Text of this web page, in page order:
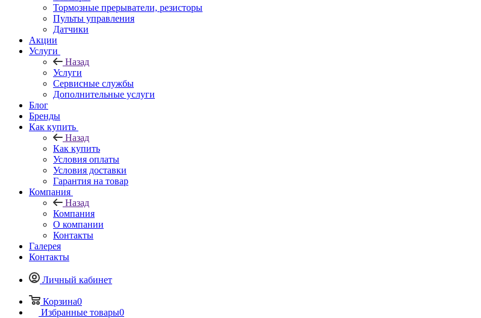
Тормозные прерыватели, резисторы
Пульты управления
Датчики
Акции
Услуги
Назад
Услуги
Сервисные службы
Дополнительные услуги
Блог
Бренды
Как купить
Назад
Как купить
Условия оплаты
Условия доставки
Гарантия на товар
Компания
Назад
Компания
О компании
Контакты
Галерея
Контакты
Личный кабинет
Корзина0
Избранные товары0